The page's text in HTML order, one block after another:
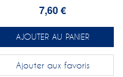
7,60 €
AJOUTER AU PANIER
Ajouter aux favoris